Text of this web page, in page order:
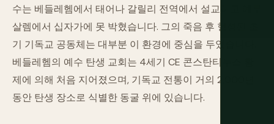
수는 베들레헴에서 태어나 갈릴리 전역에서 설교하고 예루
살렘에서 십자가에 못 박혔습니다. 그의 죽음 후 형성된 초
기 기독교 공동체는 대부분 이 환경에 중심을 두었습니다.
베들레헴의 예수 탄생 교회는 4세기 CE 콘스탄티누스 황
제에 의해 처음 지어졌으며, 기독교 전통이 거의 2,000년
동안 탄생 장소로 식별한 동굴 위에 있습니다.